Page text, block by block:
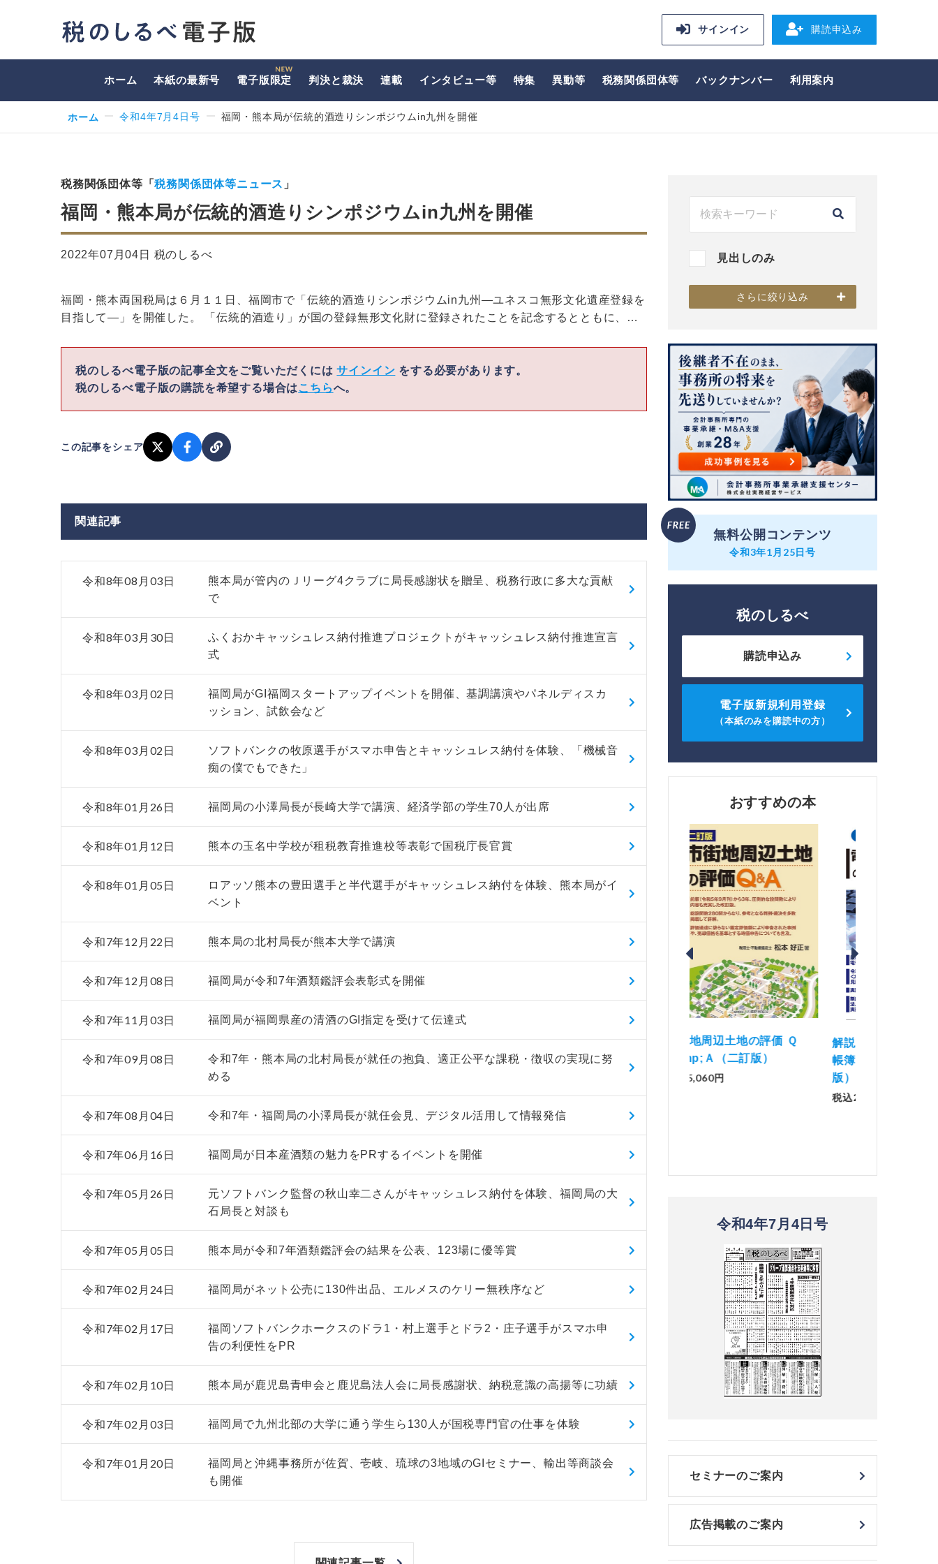
サインイン 購読申込み
ホーム 本紙の最新号 電子版限定 判決と裁決 連載 インタビュー等 特集 異動等 税務関係団体等 バックナンバー 利用案内
ホーム 令和4年7月4日号 福岡・熊本局が伝統的酒造りシンポジウムin九州を開催
税務関係団体等「税務関係団体等ニュース 」
福岡・熊本局が伝統的酒造りシンポジウムin九州を開催
2022年07月04日 税のしるべ
福岡・熊本両国税局は６月１１日、福岡市で「伝統的酒造りシンポジウムin九州―ユネスコ無形文化遺産登録を
目指して―」を開催した。 「伝統的酒造り」が国の登録無形文化財に登録されたことを記念するとともに、…
税のしるべ電子版の記事全文をご覧いただくにはサインイン をする必要があります。
税のしるべ電子版の購読を希望する場合は こちらへ。
この記事をシェア
関連記事
令和8年08月03日
熊本局が管内のＪリーグ4クラブに局長感謝状を贈呈、税務行政に多大な貢献
で
令和8年03月30日
ふくおかキャッシュレス納付推進プロジェクトがキャッシュレス納付推進宣言
式
令和8年03月02日
福岡局がGI福岡スタートアップイベントを開催、基調講演やパネルディスカ
ッション、試飲会など
令和8年03月02日
ソフトバンクの牧原選手がスマホ申告とキャッシュレス納付を体験、「機械音
痴の僕でもできた」
令和8年01月26日 福岡局の小澤局長が長崎大学で講演、経済学部の学生70人が出席
令和8年01月12日 熊本の玉名中学校が租税教育推進校等表彰で国税庁長官賞
令和8年01月05日
ロアッソ熊本の豊田選手と半代選手がキャッシュレス納付を体験、熊本局がイ
ベント
令和7年12月22日 熊本局の北村局長が熊本大学で講演
令和7年12月08日 福岡局が令和7年酒類鑑評会表彰式を開催
令和7年11月03日 福岡局が福岡県産の清酒のGI指定を受けて伝達式
令和7年09月08日
令和7年・熊本局の北村局長が就任の抱負、適正公平な課税・徴収の実現に努
める
令和7年08月04日 令和7年・福岡局の小澤局長が就任会見、デジタル活用して情報発信
令和7年06月16日 福岡局が日本産酒類の魅力をPRするイベントを開催
令和7年05月26日
元ソフトバンク監督の秋山幸二さんがキャッシュレス納付を体験、福岡局の大
石局長と対談も
令和7年05月05日 熊本局が令和7年酒類鑑評会の結果を公表、123場に優等賞
令和7年02月24日 福岡局がネット公売に130件出品、エルメスのケリー無秩序など
令和7年02月17日
福岡ソフトバンクホークスのドラ1・村上選手とドラ2・庄子選手がスマホ申
告の利便性をPR
令和7年02月10日 熊本局が鹿児島青申会と鹿児島法人会に局長感謝状、納税意識の高揚等に功績
令和7年02月03日 福岡局で九州北部の大学に通う学生ら130人が国税専門官の仕事を体験
令和7年01月20日
福岡局と沖縄事務所が佐賀、壱岐、琉球の3地域のGIセミナー、輸出等商談会
も開催
見出しのみ
さらに絞り込み
無料公開コンテンツ
令和3年1月25日号
税のしるべ
購読申込み
電子版新規利用登録
（本紙のみを購読中の方）
おすすめの本
非上場株式の評価の仕方と記載
例（令和8年版）
市街地周辺土地の評価 Ｑ
&amp;Ａ（二訂版）
解説とQ&amp;Aでわかる 電子
帳簿等保存制度の実務（改訂
版）
「資産承継」
No.44）
令和4年7月4日号
セミナーのご案内
広告掲載のご案内